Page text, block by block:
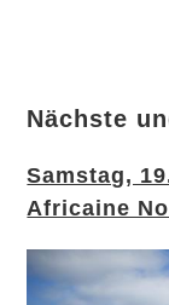
Nächste
Samstag,
Africaine